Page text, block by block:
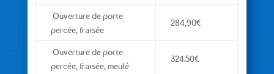
Ouverture de porte
percée, fraisée
284,90€
Ouverture de porte
percée, fraisée, meulé
324.50€